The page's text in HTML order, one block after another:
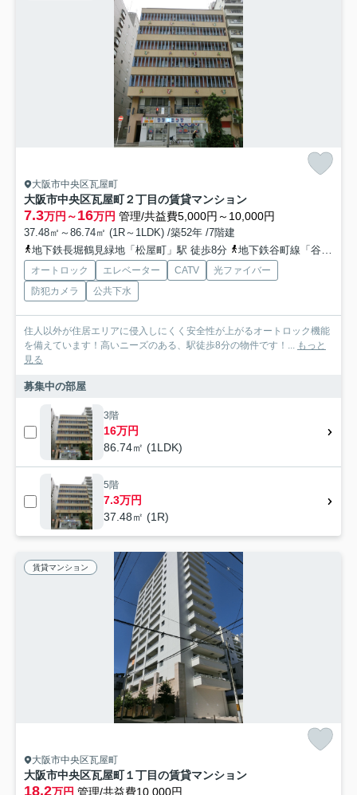
大阪市中央区瓦屋町
大阪市中央区瓦屋町２丁目の賃貸マンション
7.3万円～16万円 管理/共益費5,000円～10,000円
37.48㎡～86.74㎡ (1R～1LDK) /築52年 /7階建
地下鉄長堀鶴見緑地「松屋町」駅 徒歩8分
地下鉄谷町線「谷町九丁目」駅 徒歩11分
オートロック エレベーター CATV
光ファイバー
防犯カメラ
公共下水
住人以外が住居エリアに侵入しにくく安全性が上がるオートロック機能
を備えています！高いニーズのある、駅徒歩8分の物件です！... もっと
見る
募集中の部屋
3階
16万円
86.74㎡ (1LDK)
5階
7.3万円
37.48㎡ (1R)
賃貸マンション
大阪市中央区瓦屋町
大阪市中央区瓦屋町１丁目の賃貸マンション
18.2万円 管理/共益費10,000円